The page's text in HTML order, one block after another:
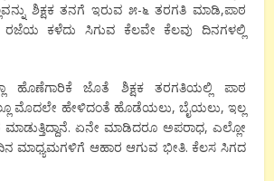
ಶಿಕ್ಷಕ ತನಗೆ ಇರುವ ೫-೬ ತರಗತಿ ಮಾಡಿ,ಪಾಠ
ರಜೆಯ ಕಳೆದು ಸಿಗುವ ಕೆಲವೇ ಕೆಲವು ದಿನಗಳಲ್ಲಿ
ಹೊಣೆಗಾರಿಕೆ ಜೊತೆ ಶಿಕ್ಷಕ ತರಗತಿಯಲ್ಲಿ ಪಾಠ
ಮೊದಲೇ ಹೇಳಿದಂತೆ ಹೊಡೆಯಲು, ಬೈಯಲು, ಇಲ್ಲ
ಏನೇ ಮಾಡಿದರೂ ಅಪರಾಧ, ಎಲ್ಲೋ
ಮಾಧ್ಯಮಗಳಿಗೆ ಆಹಾರ ಆಗುವ ಭೀತಿ. ಕೆಲಸ ಸಿಗದ